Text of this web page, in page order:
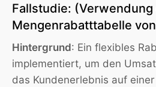
Fallstudie:
Mengenrabatttabelle
Hintergrund: Ein flexibles
implementiert, um den
das Kundenerlebnis auf